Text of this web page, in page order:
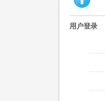
用户登录